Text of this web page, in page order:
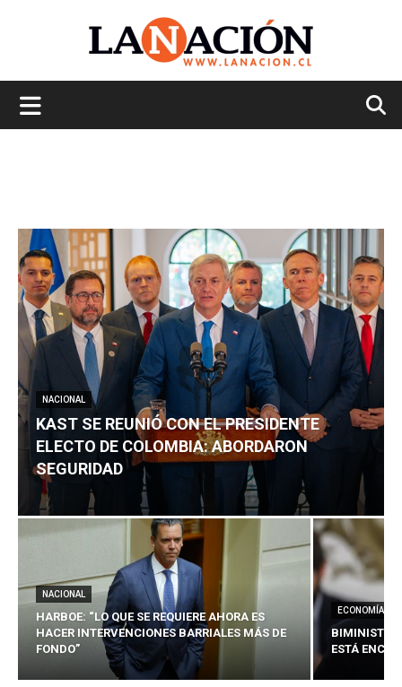
NACIONAL
KAST SE REUNIÓ CON EL PRESIDENTE
ELECTO DE COLOMBIA: ABORDARON
SEGURIDAD
NACIONAL
HARBOE: “LO QUE SE REQUIERE AHORA ES
HACER INTERVENCIONES BARRIALES MÁS DE
FONDO”
ECONOMÍA
BIMINISTRO
ESTÁ